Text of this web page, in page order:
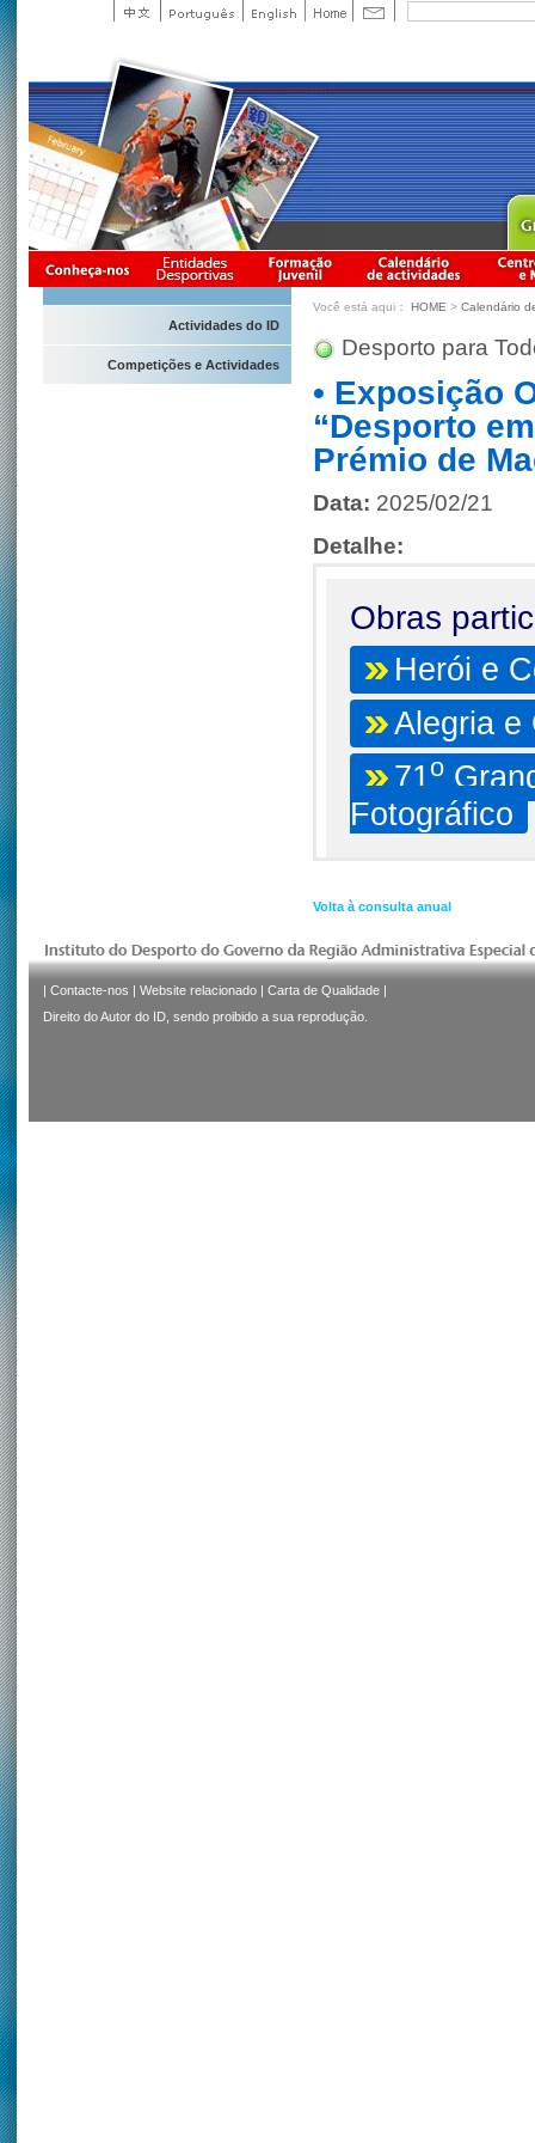
Actividades do ID
Competições e Actividades
Você está aqui： HOME > Calendário
Desporto para
• Exposição
“Desporto
Prémio de
Data: 2025/02/21
Detalhe:
Obras
Herói e
Alegria e
71 o
Fotográfico
Volta à consulta anual
| Contacte-nos | Website relacionado | Carta de Qualidade |
Direito do Autor do ID, sendo proibido a sua reprodução.